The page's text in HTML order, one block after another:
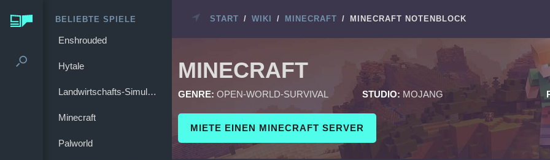
BELIEBTE SPIELE
Enshrouded
Hytale
Landwirtschafts-Simulator 25
Minecraft
Palworld
START / WIKI / MINECRAFT / MINECRAFT NOTENBLOCK
MINECRAFT
GENRE: OPEN-WORLD-SURVIVAL STUDIO: MOJANG
MIETE EINEN MINECRAFT SERVER